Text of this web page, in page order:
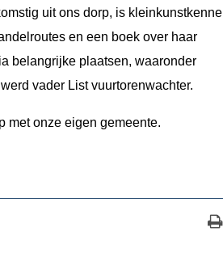
uit ons dorp, is
en een boek over haar
belangrijke plaatsen, waaronder
vader List vuurtorenwachter.
met onze eigen gemeente.